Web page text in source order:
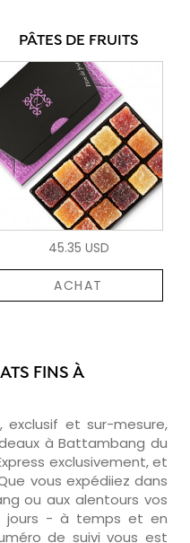
PÂTES DE FRUITS
45.35 USD
ACHAT
FINS À
exclusif et sur-mesure,
à Battambang du
exclusivement, et
vous expédiiez dans
ou aux alentours vos
jours - à temps et en
de suivi vous est